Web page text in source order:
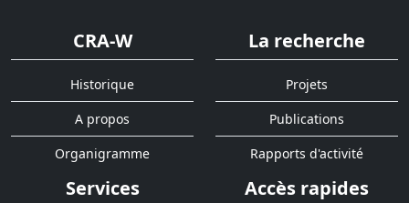
CRA-W
Historique
A propos
Organigramme
La recherche
Projets
Publications
Rapports d'activité
Services Accès rapides